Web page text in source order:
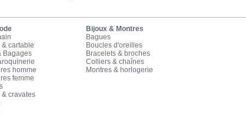
cartable
Bagages
homme
femme
& cravates
Bijoux & Montres
Bagues
Boucles d'oreilles
Bracelets & broches
Colliers & chaînes
Montres & horlogerie